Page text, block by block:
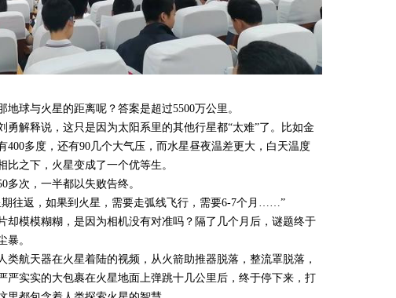
球与火星的距离呢？答案是超过5500万公里。
勇解释说，这只是因为太阳系里的其他行星都“太难”了。比如金
400多度，还有90几个大气压，而水星昼夜温差更大，白天温度
比之下，火星变成了一个优等生。
多次，一半都以失败告终。
往返，如果到火星，需要走弧线飞行，需要6-7个月……”
却模模糊糊，是因为相机没有对准吗？隔了几个月后，谜题终于
暴。
类航天器在火星着陆的视频，从火箭助推器脱落，整流罩脱落，
严实实的大包裹在火星地面上弹跳十几公里后，终于停下来，打